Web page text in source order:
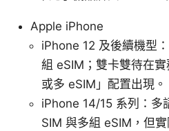
Apple iPhone
iPhone 12 及後續機型
組 eSIM；雙卡雙待在
或多 eSIM」配置出現。
iPhone 14/15 系列：多
SIM 與多組 eSIM，但